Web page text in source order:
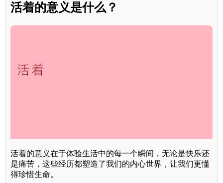
活着的意义是什么？
活着的意义在于体验生活中的每一个瞬间，无论是快乐还
是痛苦，这些经历都塑造了我们的内心世界，让我们更懂
得珍惜生命。